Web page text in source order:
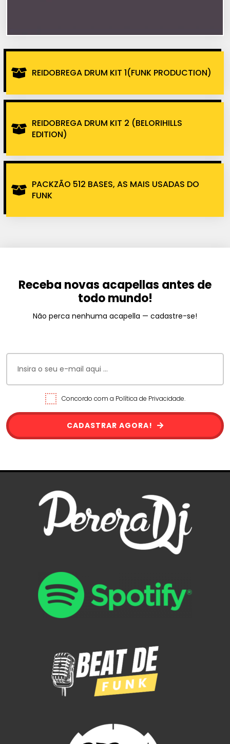
REIDOBREGA DRUM KIT 1(FUNK PRODUCTION)
REIDOBREGA DRUM KIT 2 (BELORIHILLS
EDITION)
PACKZÃO 512 BASES, AS MAIS USADAS DO
FUNK
Receba novas acapellas antes de
todo mundo!
Não perca nenhuma acapella — cadastre-se!
Concordo com a Política de Privacidade.
CADASTRAR AGORA!